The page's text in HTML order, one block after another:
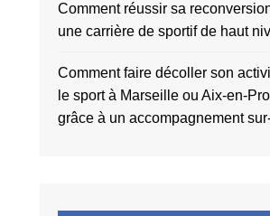
Comment réussir sa
une carrière de sportif de haut
Comment faire décoller son
le sport à Marseille ou Aix-en-
grâce à un accompagnement